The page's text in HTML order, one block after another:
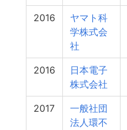
2016
ヤマト科
学株式会
社
2016
日本電子
株式会社
2017
一般社団
法人環不